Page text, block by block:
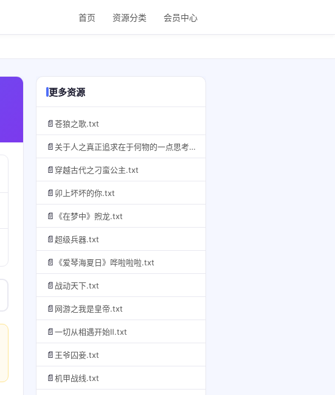
首页 资源分类 会员中心
更多资源
📄苍狼之歌.txt
📄 关于人之真正追求在于何物的一点思考,.txt
📄 穿越古代之刁蛮公主.txt
📄 卯上坏坏的你.txt
📄 《在梦中》煦龙.txt
📄超级兵器.txt
📄 《爱琴海夏日》哗啦啦啦.txt
📄 战动天下.txt
📄 网游之我是皇帝.txt
📄一切从相遇开始Ⅱ.txt
📄 王爷囚妾.txt
📄机甲战线.txt